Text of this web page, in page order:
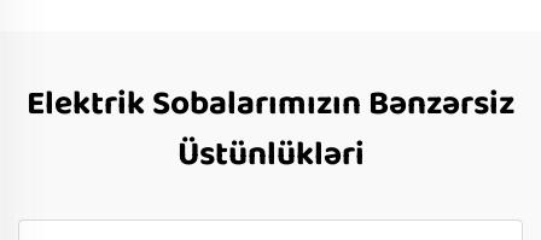
Elektrik Sobalarımızın Bənzərsiz
Üstünlükləri